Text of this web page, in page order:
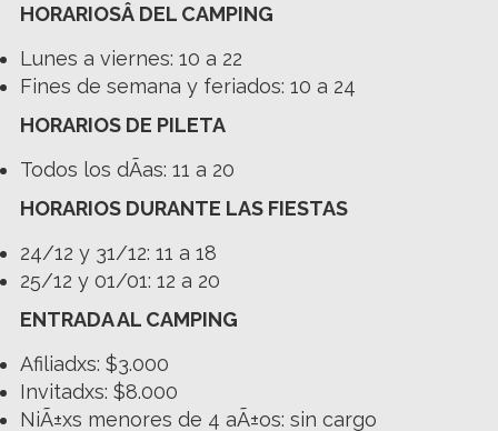
HORARIOSÂ DEL CAMPING
Lunes a viernes: 10 a 22
Fines de semana y feriados: 10 a 24
HORARIOS DE PILETA
Todos los dÃ­as: 11 a 20
HORARIOS DURANTE LAS FIESTAS
24/12 y 31/12: 11 a 18
25/12 y 01/01: 12 a 20
ENTRADA AL CAMPING
Afiliadxs: $3.000
Invitadxs: $8.000
NiÃ±xs menores de 4 aÃ±os: sin cargo